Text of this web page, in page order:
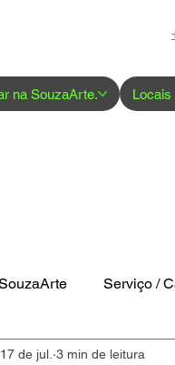
na SouzaArte. Locais
Serviço /
17 de jul. 3 min de leitura